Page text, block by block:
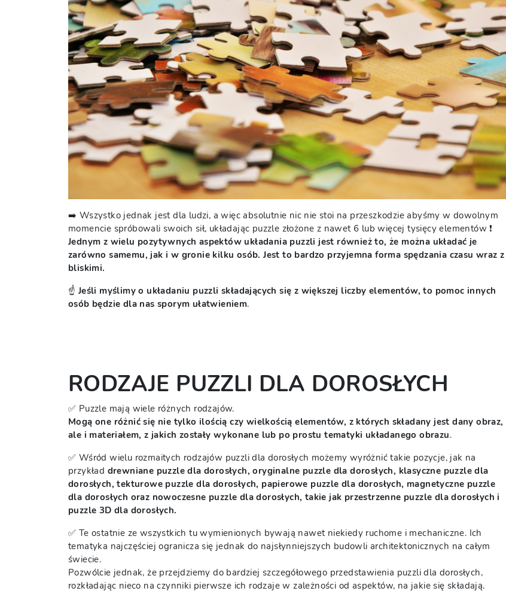
➡️ Wszystko jednak jest dla ludzi, a więc absolutnie nic nie stoi na przeszkodzie abyśmy w dowolnym
momencie spróbowali swoich sił, układając puzzle złożone z nawet 6 lub więcej tysięcy elementów ❗️
Jednym z wielu pozytywnych aspektów układania puzzli jest również to, że można układać je
zarówno samemu, jak i w gronie kilku osób. Jest to bardzo przyjemna forma spędzania czasu wraz z
bliskimi.
☝️ Jeśli myślimy o układaniu puzzli składających się z większej liczby elementów, to pomoc innych
osób będzie dla nas sporym ułatwieniem.
RODZAJE PUZZLI DLA DOROSŁYCH
✅ Puzzle mają wiele różnych rodzajów.
Mogą one różnić się nie tylko ilością czy wielkością elementów, z których składany jest dany obraz,
ale i materiałem, z jakich zostały wykonane lub po prostu tematyki układanego obrazu.
✅ Wśród wielu rozmaitych rodzajów puzzli dla dorosłych możemy wyróżnić takie pozycje, jak na
przykład drewniane puzzle dla dorosłych, oryginalne puzzle dla dorosłych, klasyczne puzzle dla
dorosłych, tekturowe puzzle dla dorosłych, papierowe puzzle dla dorosłych, magnetyczne puzzle
dla dorosłych oraz nowoczesne puzzle dla dorosłych, takie jak przestrzenne puzzle dla dorosłych i
puzzle 3D dla dorosłych.
✅ Te ostatnie ze wszystkich tu wymienionych bywają nawet niekiedy ruchome i mechaniczne. Ich
tematyka najczęściej ogranicza się jednak do najsłynniejszych budowli architektonicznych na całym
świecie.
Pozwólcie jednak, że przejdziemy do bardziej szczegółowego przedstawienia puzzli dla dorosłych,
rozkładając nieco na czynniki pierwsze ich rodzaje w zależności od aspektów, na jakie się składają.